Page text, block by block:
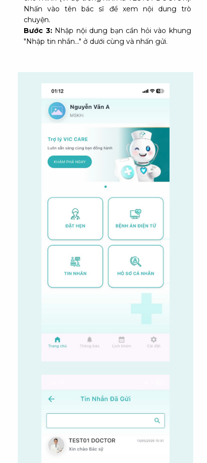
Nhấn vào tên bác sĩ để xem nội dung trò
chuyện.
Bước 3:Nhập nội dung bạn cần hỏi vào khung
"Nhập tin nhắn..." ở dưới cùng và nhấn gửi.